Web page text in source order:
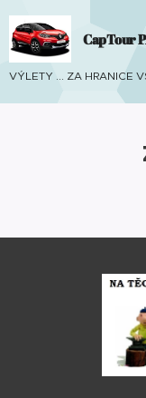
CapTour
VÝLETY ... ZA HRANICE